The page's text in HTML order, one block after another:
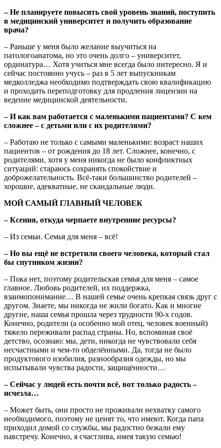
– Не планируете повысить свой уровень знаний, поступить
в медицинский университет и получить образование
врача?
– Раньше у меня было желание выучиться на
патологоанатома, но это очень долго – университет,
ординатура… Хотя учиться мне всегда было интересно. Я и
сейчас постоянно учусь – раз в 5 лет выпускникам
медколледжа необходимо подтверждать свою квалификацию
и проходить переподготовку для продления лицензии на
ведение медицинской деятельности.
– И как вам работается с маленькими пациентами? С кем
сложнее – с детьми или с их родителями?
– Работаю не только с самыми маленькими: возраст наших
пациентов – от рождения до 18 лет. Сложнее, конечно, с
родителями, хотя у меня никогда не было конфликтных
ситуаций: стараюсь сохранять спокойствие и
доброжелательность. Всё-таки большинство родителей –
хорошие, адекватные, не скандальные люди.
МОЙ САМЫЙ ГЛАВНЫЙ ЧЕЛОВЕК
– Ксения, откуда черпаете внутренние ресурсы?
– Из семьи. Семья для меня – всё!
– Но вы ещё не встретили своего человека, который стал
бы спутником жизни?
– Пока нет, поэтому родительская семья для меня – самое
главное. Любовь родителей, их поддержка,
взаимопонимание… В нашей семье очень крепкая связь друг с
другом. Знаете, мы никогда не жили богато. Как и многие
другие, наша семья прошла через трудности 90-х годов.
Конечно, родители (а особенно мой отец, человек военный)
тяжело переживали распад страны. Но, вспоминая своё
детство, осознаю: мы, дети, никогда не чувствовали себя
несчастными и чем-то обделёнными. Да, тогда не было
продуктового изобилия, разнообразия одежды, но мы
испытывали чувства радости, защищённости…
– Сейчас у людей есть почти всё, вот только радость –
исчезла…
– Может быть, они просто не проживали нехватку самого
необходимого, поэтому не ценят то, что имеют. Когда папа
приходил домой со службы, мы радостно бежали ему
навстречу. Конечно, я счастлива, имея такую семью!